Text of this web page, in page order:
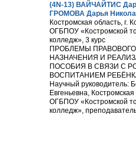
(4N-13) ВАЙЧАЙТИС
ГРОМОВА Дарья
Костромская область, г.
ОГБПОУ «Костромской
колледж», 3 курс
ПРОБЛЕМЫ
НАЗНАЧЕНИЯ И
ПОСОБИЯ В СВЯЗИ С
ВОСПИТАНИЕМ
Научный руководитель:
Евгеньевна,
ОГБПОУ «Костромской
колледж»,